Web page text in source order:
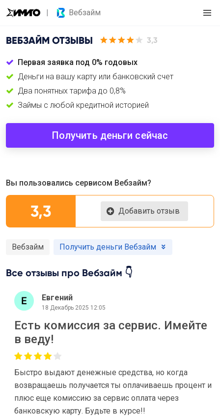
Вебзайм
ВЕБЗАЙМ ОТЗЫВЫ 3,3
Первая заявка под 0% годовых
Деньги на вашу карту или банковский счет
Два понятных тарифа до 0,8%
Займы с любой кредитной историей
Получить деньги сейчас
Вы пользовались сервисом Вебзайм?
3,3 Добавить отзыв
Вебзайм Получить деньги Вебзайм
Все отзывы про Вебзайм 👇
Евгений
18 Декабрь 2025 12:05
Есть комиссия за сервис. Имейте
в веду!
Быстро выдают денежные средства, но когда
возвращаешь получается ты оплачиваешь процент и
плюс еще комиссию за сервис оплата через
банковскую карту. Будьте в курсе!!